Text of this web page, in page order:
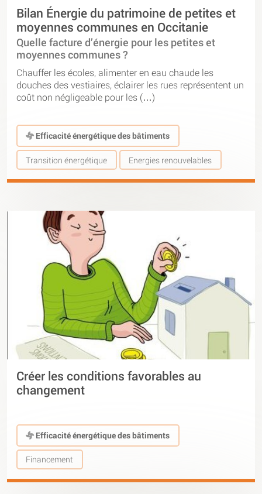
Bilan Énergie du patrimoine de petites et
moyennes communes en Occitanie
Quelle facture d’énergie pour les petites et
moyennes communes ?
Chauffer les écoles, alimenter en eau chaude les
douches des vestiaires, éclairer les rues représentent un
coût non négligeable pour les (…)
Efficacité énergétique des bâtiments
Transition énergétique Energies renouvelables
Créer les conditions favorables au
changement
Efficacité énergétique des bâtiments
Financement